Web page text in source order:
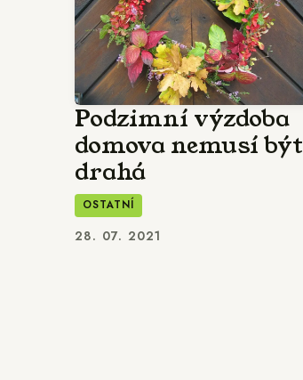
Podzimní výzdoba
domova nemusí být
drahá
OSTATNÍ
28. 07. 2021